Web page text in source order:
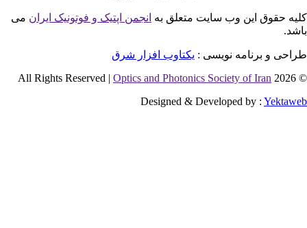
حقوق این وب سایت متعلق بهانجمن اپتیک و فوتونیک ایران می
و برنامه نویسی : یکتاوب افزار شرق
©
Optics and Photonics Society of Iran
Designed & Developed by :